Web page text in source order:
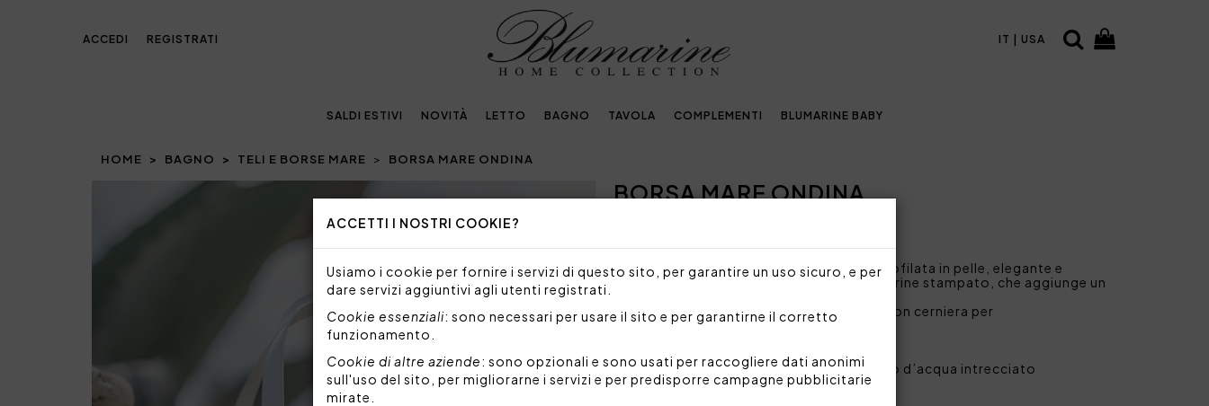
ACCETTI I NOSTRI COOKIE?
Usiamo i cookie per fornire i servizi di questo sito, per garantire un uso sicuro, e per
dare servizi aggiuntivi agli utenti registrati.
Cookie essenziali: sono necessari per usare il sito e per garantirne il corretto
funzionamento.
Cookie di altre aziende: sono opzionali e sono usati per raccogliere dati anonimi
sull'uso del sito, per migliorarne i servizi e per predisporre campagne pubblicitarie
mirate.
ACCEDI REGISTRATI IT | USA
SALDI ESTIVI NOVITÀ LETTO BAGNO TAVOLA COMPLEMENTI BLUMARINE BABY
HOME BAGNO TELI E BORSE MARE BORSA MARE ONDINA
BORSA MARE ONDINA
Borsa da mare con delicato intreccio e profilata in pelle, elegante e
raffinata. Presenta un tag con logo Blumarine stampato, che aggiunge un
All'interno, è dotata di una pratica tasca con cerniera per
un'organizzazione ottimale.
Misure: 35,5x20x15 cm
Esterno: 100% materiale vegetale giacinto d’acqua intrecciato
Profili: 100% pelle di vitello